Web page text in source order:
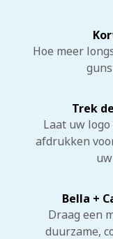
Hoe meer
Trek
Laat uw
afdrukken
Bella +
Draag een
duurzame,